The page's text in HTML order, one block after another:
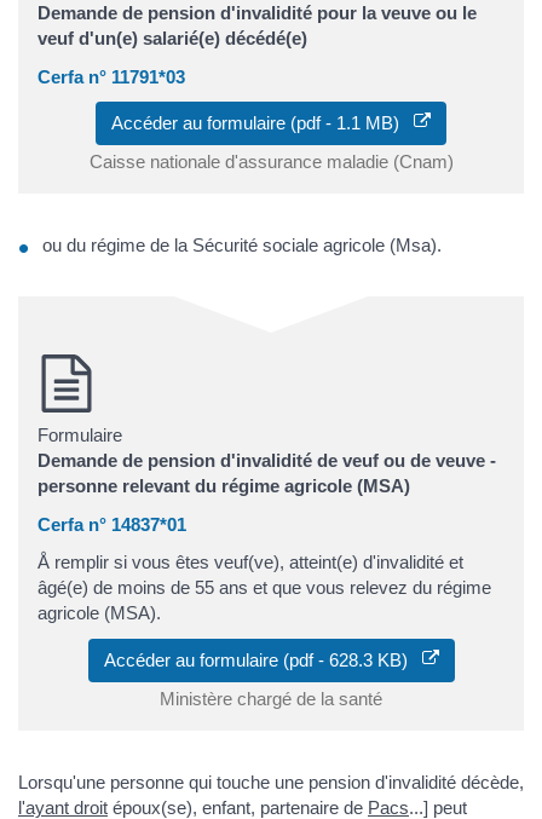
Demande de pension d'invalidité pour la veuve ou le
veuf d'un(e) salarié(e) décédé(e)
Cerfa n° 11791*03
Accéder au formulaire (pdf - 1.1 MB)
Caisse nationale d'assurance maladie (Cnam)
ou du régime de la Sécurité sociale agricole (Msa).
Formulaire
Demande de pension d'invalidité de veuf ou de veuve -
personne relevant du régime agricole (MSA)
Cerfa n° 14837*01
Å remplir si vous êtes veuf(ve), atteint(e) d'invalidité et
âgé(e) de moins de 55 ans et que vous relevez du régime
agricole (MSA).
Accéder au formulaire (pdf - 628.3 KB)
Ministère chargé de la santé
Lorsqu'une personne qui touche une pension d'invalidité décède,
l'ayant droit époux(se), enfant, partenaire de Pacs...] peut